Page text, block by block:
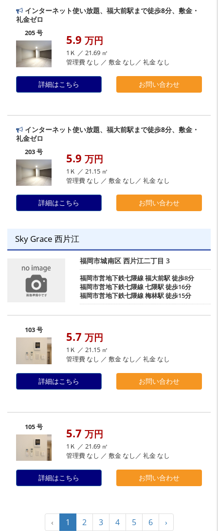
インターネット使い放題、福大前駅まで徒歩8分、敷金・
礼金ゼロ
205 号 5.9 万円
1Ｋ ／ 21.69 ㎡
管理費 なし ／ 敷金 なし／ 礼金 なし
詳細はこちら お問い合わせ
インターネット使い放題、福大前駅まで徒歩8分、敷金・
礼金ゼロ
203 号 5.9 万円
1Ｋ ／ 21.15 ㎡
管理費 なし ／ 敷金 なし／ 礼金 なし
詳細はこちら お問い合わせ
Sky Grace 西片江
福岡市城南区 西片江二丁目 3
福岡市営地下鉄七隈線福大前駅徒歩8分
福岡市営地下鉄七隈線七隈駅徒歩16分
福岡市営地下鉄七隈線梅林駅徒歩15分
103 号 5.7 万円
1Ｋ ／ 21.15 ㎡
管理費 なし ／ 敷金 なし／ 礼金 なし
詳細はこちら お問い合わせ
105 号 5.7 万円
1Ｋ ／ 21.69 ㎡
管理費 なし ／ 敷金 なし／ 礼金 なし
詳細はこちら お問い合わせ
‹ 1 2 3 4 5 6 ›